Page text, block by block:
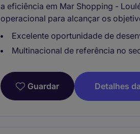
a eficiência em Mar Shopping -
operacional para alcançar os
Excelente oportunidade de
Multinacional de referência no
Guardar Detalhes